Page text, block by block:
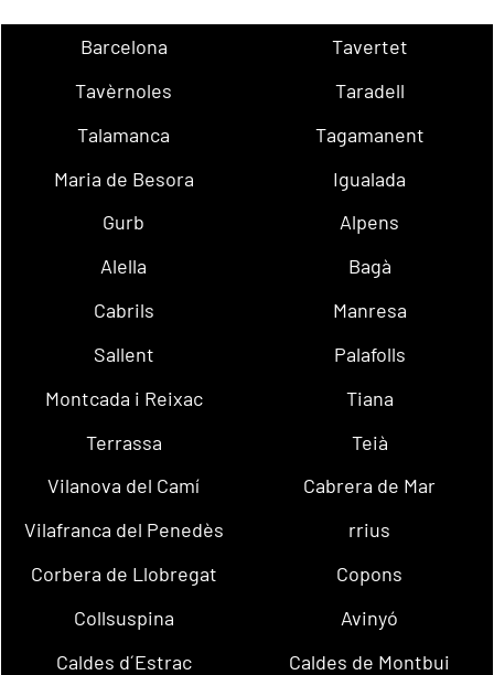
Barcelona
Tavertet
Tavèrnoles
Taradell
Talamanca
Tagamanent
Maria de Besora
Igualada
Gurb
Alpens
Alella
Bagà
Cabrils
Manresa
Sallent
Palafolls
Montcada i Reixac
Tiana
Terrassa
Teià
Vilanova del Camí
Cabrera de Mar
Vilafranca del Penedès
rrius
Corbera de Llobregat
Copons
Collsuspina
Avinyó
Caldes d´Estrac
Caldes de Montbui